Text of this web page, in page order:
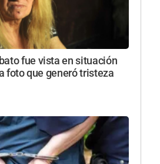
fue vista en situación
foto que generó tristeza